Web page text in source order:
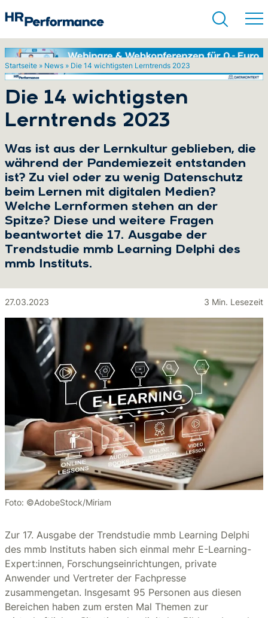
Startseite » News » Die 14 wichtigsten Lerntrends 2023
Die 14 wichtigsten
Lerntrends 2023
Was ist aus der Lernkultur geblieben, die
während der Pandemiezeit entstanden
ist? Zu viel oder zu wenig Datenschutz
beim Lernen mit digitalen Medien?
Welche Lernformen stehen an der
Spitze? Diese und weitere Fragen
beantwortet die 17. Ausgabe der
Trendstudie mmb Learning Delphi des
mmb Instituts.
27.03.2023 3 Min. Lesezeit
Foto: ©AdobeStock/Miriam
Zur 17. Ausgabe der Trendstudie mmb Learning Delphi
des mmb Instituts haben sich einmal mehr E-Learning-
Expert:innen, Forschungseinrichtungen, private
Anwender und Vertreter der Fachpresse
zusammengetan. Insgesamt 95 Personen aus diesen
Bereichen haben zum ersten Mal Themen zur